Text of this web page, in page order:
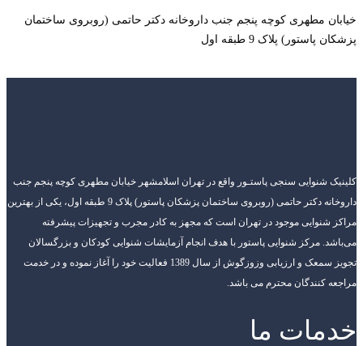
خیابان مطهری کوچه پنجم جنب داروخانه دکتر حاتمی (روبروی ساختمان
پزشکان پاستور) پلاک 9 طبقه اول
کلینیک شنوایی سنجی پاستـور واقع در تهران اسلامشهر خیابان مطهری کوچه پنجم جنب
داروخانه دکتر حاتمی (روبروی ساختمان پزشکان پاستور) پلاک 9 طبقه اول، یکی از بهترین
مراکز شنوایی موجود در تهران است که مجهز به کادر مجرب و تجهیزات پیشرفته
می‌باشد. مرکز شنوایی پاستور با هدف انجام آزمایشات شنوایی کودکان و بزرگسالان
تجویز سمعک و ارزیابی وزوزگوش از سال 1389 فعالیت خود را آغاز نموده و در خدمت
مراجعه کنندگان محترم می باشد.
خدمات ما